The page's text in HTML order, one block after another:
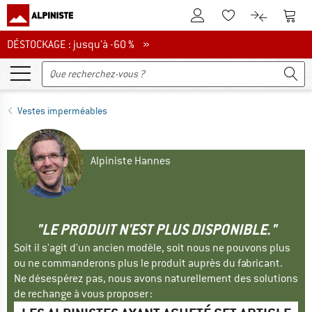
Vers le compte client
Vers la liste
Vers le
DÉSTOCKAGE : jusqu'à -60 %
DÉSTOCKAGE : jusqu'à -60 % »
Vestes imperméables
Alpiniste Hannes
"LE PRODUIT N'EST PLUS DISPONIBLE."
Soit il s'agit d'un ancien modèle, soit nous ne pouvons plus
ou ne commanderons plus le produit auprès du fabricant.
Ne désespérez pas, nous avons naturellement des solutions
de rechange à vous proposer :